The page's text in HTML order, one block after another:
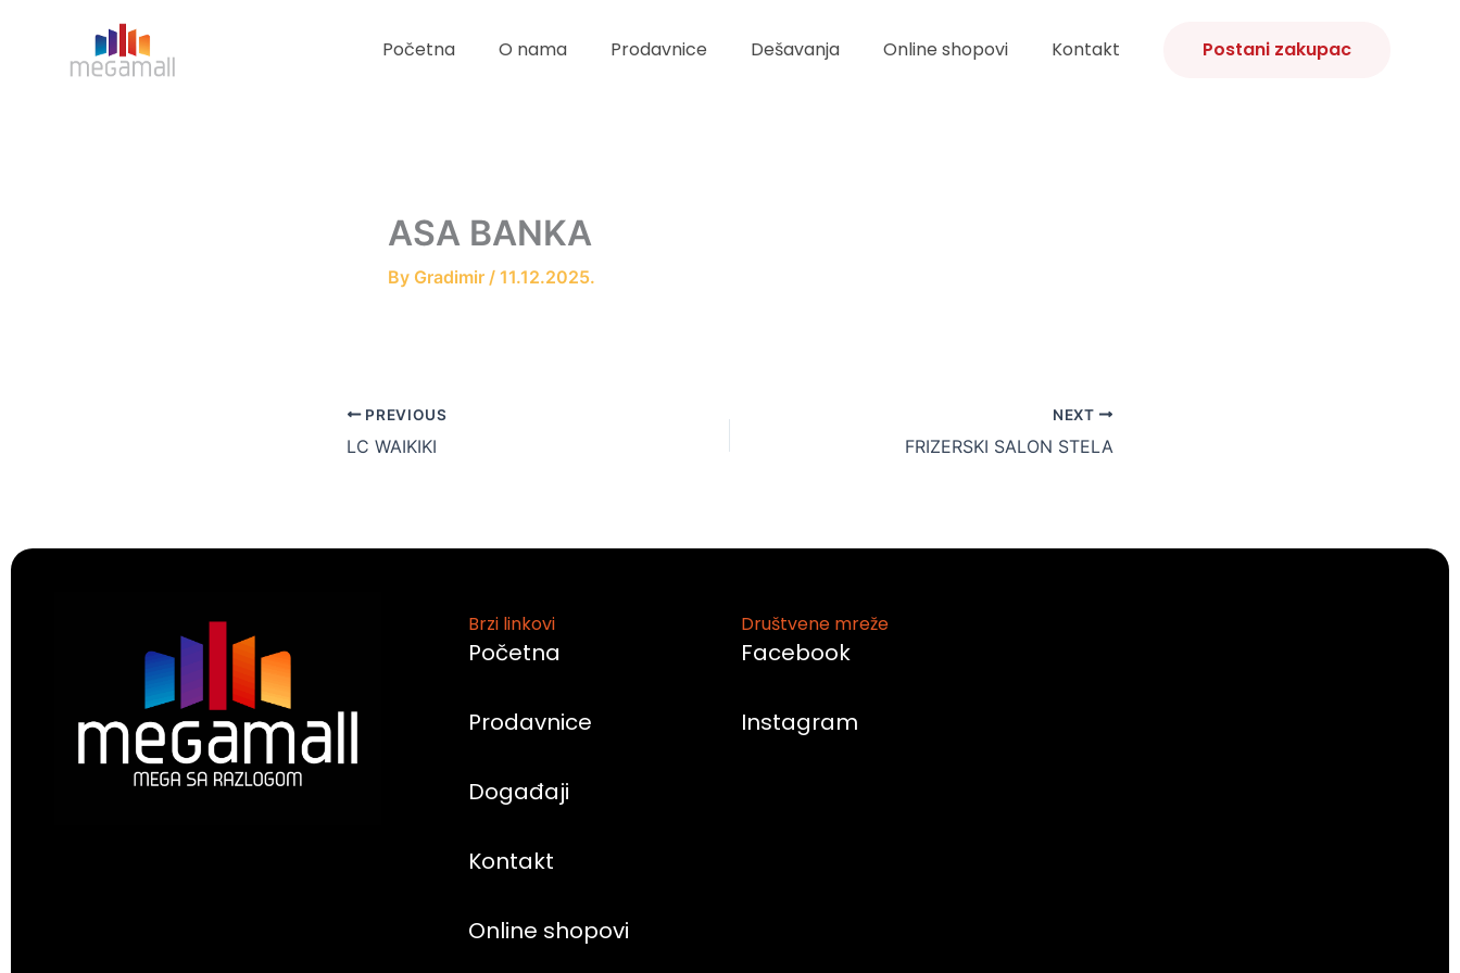
Početna O nama Prodavnice Dešavanja Online shopovi Kontakt Postani zakupac
ASA BANKA
By Gradimir / 11.12.2025.
PREVIOUS
LC WAIKIKI
NEXT
FRIZERSKI SALON STELA
Brzi linkovi
Početna
Prodavnice
Događaji
Kontakt
Online shopovi
Društvene mreže
Facebook
Instagram